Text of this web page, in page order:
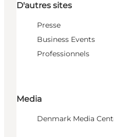
D'autres sites
Presse
Business Events
Professionnels
Media
Denmark Media